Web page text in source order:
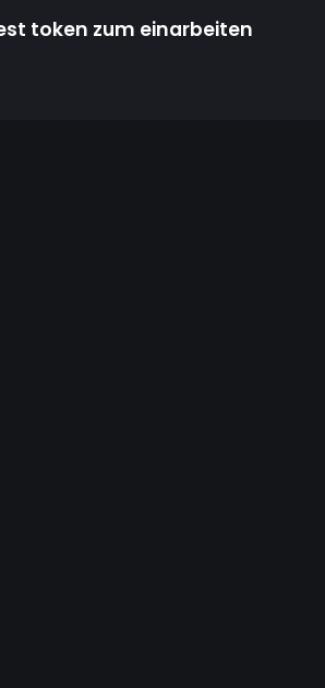
token zum einarbeiten